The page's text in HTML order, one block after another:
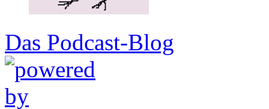
Das Podcast-Blog